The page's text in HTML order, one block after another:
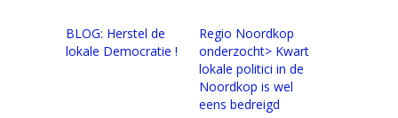
BLOG: Herstel de
lokale Democratie !
Regio Noordkop
onderzocht> Kwart
lokale politici in de
Noordkop is wel
eens bedreigd